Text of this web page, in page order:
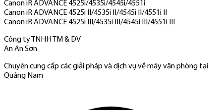
Canon iR ADVANCE 4525i/4535i/4545i/4551i
Canon iR ADVANCE 4525i II/4535i II/4545i II/4551i II
Canon iR ADVANCE 4525i III/4535i III/4545i III/4551i III
Công ty TNHH TM & DV
An An Sơn
Chuyên cung cấp các giải pháp và dịch vụ về máy văn phòng tại
Quảng Nam